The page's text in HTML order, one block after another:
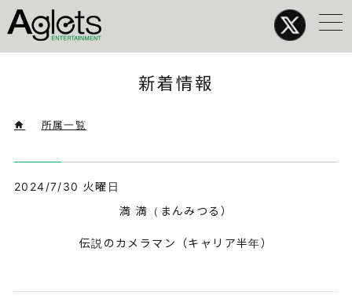
メ
ニ
新着情報
所属一覧
2024/7/30 火曜日
満 満（まんみつる）
伝説のカメラマン（キャリア半年）